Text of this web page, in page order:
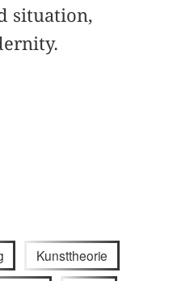
situation,
Kunsttheorie